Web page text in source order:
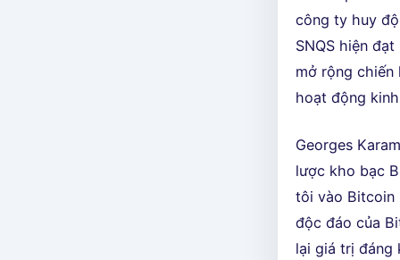
công ty huy
SNQS hiện
mở rộng chiến
hoạt động
Georges
lược kho bạc
tôi vào Bitcoin
độc đáo của
lại giá trị đáng